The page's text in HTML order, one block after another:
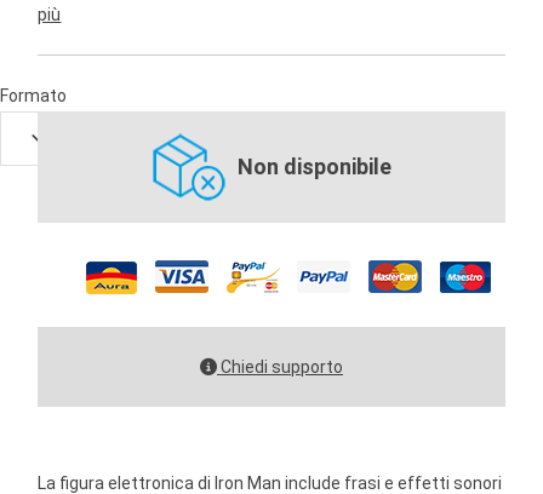
più
Formato
Non disponibile
Chiedi supporto
La figura elettronica di Iron Man include frasi e effetti sonori